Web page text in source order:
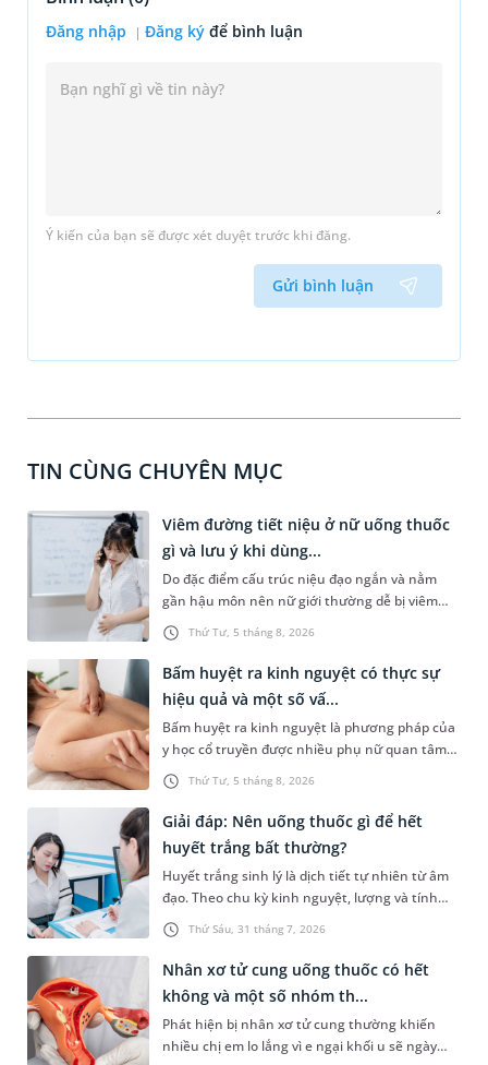
Đăng nhập Đăng ký để bình luận
Ý kiến của bạn sẽ được xét duyệt trước khi đăng.
Gửi bình luận
TIN CÙNG CHUYÊN MỤC
Thứ Tư, 5 tháng 8, 2026
Viêm đường tiết niệu ở nữ uống thuốc
gì và lưu ý khi dùng...
Do đặc điểm cấu trúc niệu đạo ngắn và nằm
gần hậu môn nên nữ giới thường dễ bị viêm
đường tiết niệu hơn nam giới. Tùy theo nguyên
nhân, mức độ nhiễm trùng và tình trạng sức
khỏe của người bệnh, bác sĩ sẽ chỉ định các loại
thuốc phù hợp để kiểm soát bệnh hiệu quả.
Vậy viêm đường tiết niệu ở nữ uống thuốc gì và
cần lưu ý những gì trong quá trình điều trị? Hãy
cùng tìm hiểu trong bài viết dưới đây.
Thứ Tư, 5 tháng 8, 2026
Bấm huyệt ra kinh nguyệt có thực sự
hiệu quả và một số vấ...
Bấm huyệt ra kinh nguyệt là phương pháp của
y học cổ truyền được nhiều phụ nữ quan tâm
khi gặp tình trạng chậm kinh hoặc kinh nguyệt
không đều. Vậy phương pháp này có mang lại
hiệu quả như mong đợi không, thực hiện ra
sao và cần lưu ý những gì để đảm bảo an toàn?
Thứ Sáu, 31 tháng 7, 2026
Giải đáp: Nên uống thuốc gì để hết
huyết trắng bất thường?
Huyết trắng sinh lý là dịch tiết tự nhiên từ âm
đạo. Theo chu kỳ kinh nguyệt, lượng và tính
chất của dạng dịch tiết âm đạo này có thể thay
đổi. Khi mắc bệnh phụ khoa, âm đạo có thể tiết
nhiều huyết trắng bất thường kèm theo các
triệu chứng khó chịu. Tình trạng này có thể
được kiểm soát bằng một số loại thuốc. Vậy,
uống thuốc gì để hết huyết trắng và có phải cứ
ra huyết trắng thì sẽ uống thuốc hay không?
Nhân xơ tử cung uống thuốc có hết
không và một số nhóm th...
Phát hiện bị nhân xơ tử cung thường khiến
nhiều chị em lo lắng vì e ngại khối u sẽ ngày